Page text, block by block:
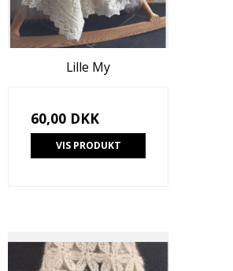
Lille My
60,00 DKK
VIS PRODUKT